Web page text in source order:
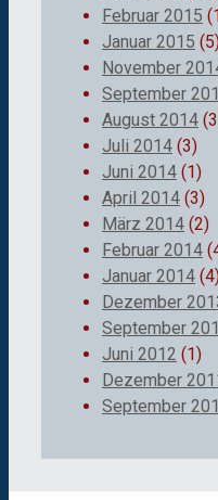
Februar 2015
Januar 2015
November
September
August 2014
Juli 2014 (3)
Juni 2014 (1)
April 2014 (3)
März 2014 (2)
Februar 2014
Januar 2014
Dezember
September
Juni 2012 (1)
Dezember
September